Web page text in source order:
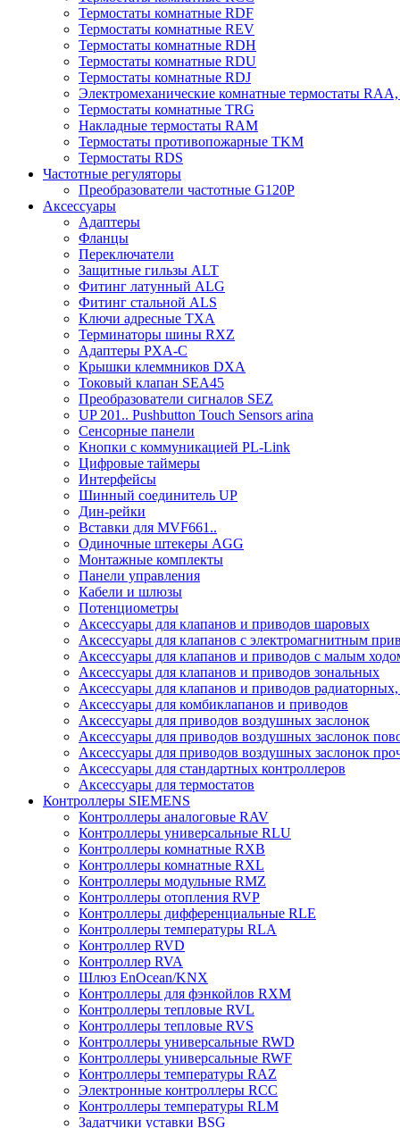
Термостаты комнатные RDF
Термостаты комнатные REV
Термостаты комнатные RDH
Термостаты комнатные RDU
Термостаты комнатные RDJ
Электромеханические комнатные термостаты
Термостаты комнатные TRG
Накладные термостаты RAM
Термостаты противопожарные TKM
Термостаты RDS
Частотные регуляторы
Преобразователи частотные G120P
Аксессуары
Адаптеры
Фланцы
Переключатели
Защитные гильзы ALT
Фитинг латунный ALG
Фитинг стальной ALS
Ключи адресные TXA
Терминаторы шины RXZ
Адаптеры PXA-C
Крышки клеммников DXA
Токовый клапан SEA45
Преобразователи сигналов SEZ
UP 201.. Pushbutton Touch Sensors arina
Сенсорные панели
Кнопки с коммуникацией PL-Link
Цифровые таймеры
Интерфейсы
Шинный соединитель UP
Дин-рейки
Вставки для MVF661..
Одиночные штекеры AGG
Монтажные комплекты
Панели управления
Кабели и шлюзы
Потенциометры
Аксессуары для клапанов и приводов шаровых
Аксессуары для клапанов с электромагнитным
Аксессуары для клапанов и приводов с малым
Аксессуары для клапанов и приводов зональных
Аксессуары для клапанов и приводов
Аксессуары для комбиклапанов и приводов
Аксессуары для приводов воздушных заслонок
Аксессуары для приводов воздушных заслонок
Аксессуары для приводов воздушных заслонок
Аксессуары для стандартных контроллеров
Аксессуары для термостатов
Контроллеры SIEMENS
Контроллеры аналоговые RAV
Контроллеры универсальные RLU
Контроллеры комнатные RXB
Контроллеры комнатные RXL
Контроллеры модульные RMZ
Контроллеры отопления RVP
Контроллеры дифференциальные RLE
Контроллеры температуры RLA
Контроллер RVD
Контроллер RVA
Шлюз EnOcean/KNX
Контроллеры для фэнкойлов RXM
Контроллеры тепловые RVL
Контроллеры тепловые RVS
Контроллеры универсальные RWD
Контроллеры универсальные RWF
Контроллеры температуры RAZ
Электронные контроллеры RCC
Контроллеры температуры RLM
Задатчики уставки BSG